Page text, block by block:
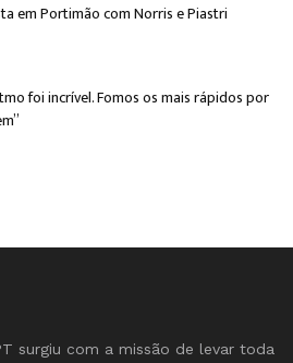
em Portimão com Norris e Piastri
foi incrível. Fomos os mais rápidos por
surgiu com a missão de levar toda